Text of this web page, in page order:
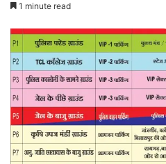
1 minute read